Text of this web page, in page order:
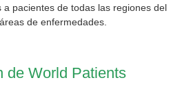
a pacientes de todas las regiones del
de enfermedades.
de World Patients